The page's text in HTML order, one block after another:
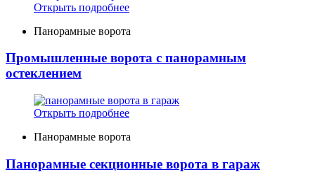
Открыть подробнее
Панорамные ворота
Промышленные ворота с панорамным
остеклением
Открыть подробнее
Панорамные ворота
Панорамные секционные ворота в гараж